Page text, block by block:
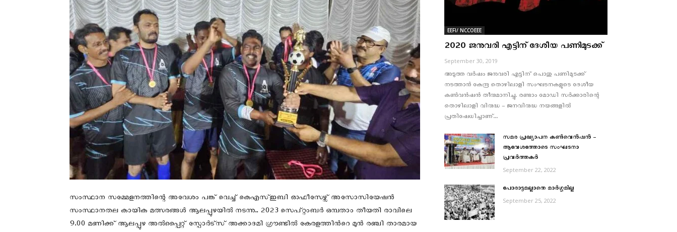
സംസ്ഥാന സമ്മേളനത്തിന്റെ അവേശം പങ്ക് വെച്ച് കെഎസ്ഇബി ഓഫീസേഴ്സ് അസോസിയേഷൻ
സംസ്ഥാനതല കായിക മത്സരങ്ങൾ ആലപ്പുഴയില്‍ നടന്നു.. 2023 സെപ്റ്റംബർ ഒമ്പതാം തീയതി രാവിലെ
9.00 മണിക്ക് ആലപ്പുഴ അൽപ്പൈറ്റ് സ്പോർട്സ് അക്കാദമി ഗ്രൗണ്ടിൽ കേരളത്തിൻറെ മുൻ രഞ്ചി താരമായ
EEFI/ NCCOEEE
2020 ജനുവരി എട്ടിന് ദേശീയ പണിമുടക്ക്
September 30, 2019
അടുത്ത വര്‍ഷം ജനുവരി എട്ടിന് പൊതു പണിമുടക്ക്
നടത്താന്‍ കേന്ദ്ര തൊഴിലാളി സംഘടനകളുടെ ദേശീയ
കണ്‍വന്‍ഷന്‍ തീരുമാനിച്ചു. രണ്ടാം മോഡി സര്‍ക്കാരിന്റെ
തൊഴിലാളി വിരുദ്ധ – ജനവിരുദ്ധ നയങ്ങളില്‍
പ്രതിഷേധിച്ചാണ്...
സമര പ്രഖ്യാപന കൺവെൻഷൻ –
ആവേശത്തോടെ സംഘടനാ
പ്രവർത്തകർ
September 22, 2022
പോരാട്ടമല്ലാതെ മാര്‍ഗ്ഗമില്ല
September 25, 2022